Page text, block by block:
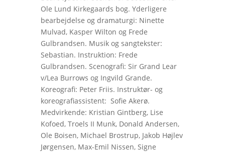
Ole Lund Kirkegaards bog. Yderligere
bearbejdelse og dramaturgi: Ninette
Mulvad, Kasper Wilton og Frede
Gulbrandsen. Musik og sangtekster:
Sebastian. Instruktion: Frede
Gulbrandsen. Scenografi: Sir Grand Lear
v/Lea Burrows og Ingvild Grande.
Koreografi: Peter Friis. Instruktør- og
koreografiassistent: Sofie Akerø.
Medvirkende: Kristian Gintberg, Lise
Kofoed, Troels II Munk, Donald Andersen,
Ole Boisen, Michael Brostrup, Jakob Højlev
Jørgensen, Max-Emil Nissen, Signe